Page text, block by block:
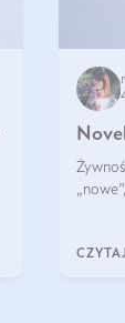
CZYTAJ